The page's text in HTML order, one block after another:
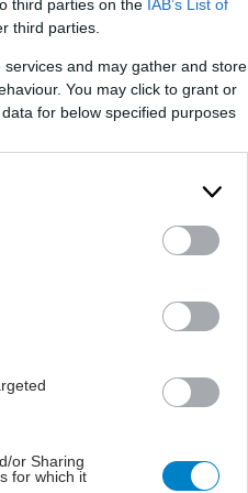
third parties on the IAB’s List of
third parties.
and may gather and store
You may click to grant or
for below specified purposes
or Sharing
for which it
πιέσεις
οι
του
πρόληψης,
δείκτες